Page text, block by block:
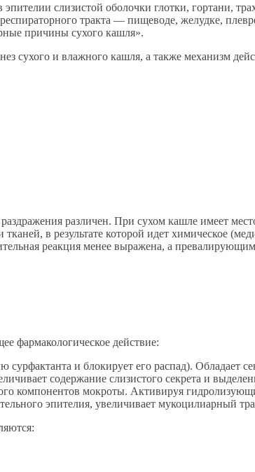
слизистой оболочки глотки, гортани,
тракта — пищеводе, желудке,
причины сухого кашля».
сухого и влажного кашля, а также механизм
различен. При сухом кашле имеет
в результате которой идет химическое
реакция менее выражена, а
фармакологическое действие:
и блокирует его распад). Обладает
содержание слизистого секрета и
компонентов мокроты. Активируя
эпителия, увеличивает мукоцилиарный